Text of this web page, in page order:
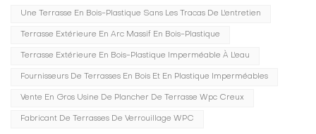
Une Terrasse En Bois-Plastique Sans Les Tracas De L'entretien
Terrasse Extérieure En Arc Massif En Bois-Plastique
Terrasse Extérieure En Bois-Plastique Imperméable À L'eau
Fournisseurs De Terrasses En Bois Et En Plastique Imperméables
Vente En Gros Usine De Plancher De Terrasse Wpc Creux
Fabricant De Terrasses De Verrouillage WPC